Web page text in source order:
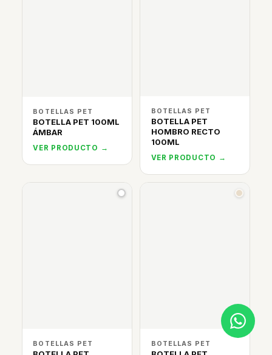
BOTELLAS PET
BOTELLA PET 100ML
ÁMBAR
VER PRODUCTO →
BOTELLAS PET
BOTELLA PET
HOMBRO RECTO
100ML
VER PRODUCTO →
BOTELLAS PET BOTELLAS PET